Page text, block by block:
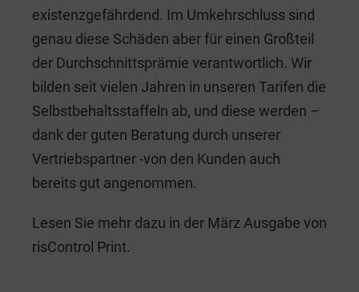
existenzgefährdend. Im Umkehrschluss sind
genau diese Schäden aber für einen Großteil
der Durchschnittsprämie verantwortlich. Wir
bilden seit vielen Jahren in unseren Tarifen die
Selbstbehaltsstaffeln ab, und diese werden –
dank der guten Beratung durch unserer
Vertriebspartner -von den Kunden auch
bereits gut angenommen.
Lesen Sie mehr dazu in der März Ausgabe von
risControl Print.